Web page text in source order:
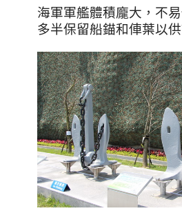
海軍軍艦體積龐大，不
多半保留船錨和俥葉以供